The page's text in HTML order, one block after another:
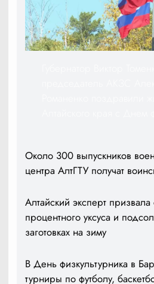
Около 300 выпускников
центра АлтГТУ получат
Алтайский эксперт призвала
процентного уксуса и
заготовках на зиму
В День физкультурника в
турниры по футболу,